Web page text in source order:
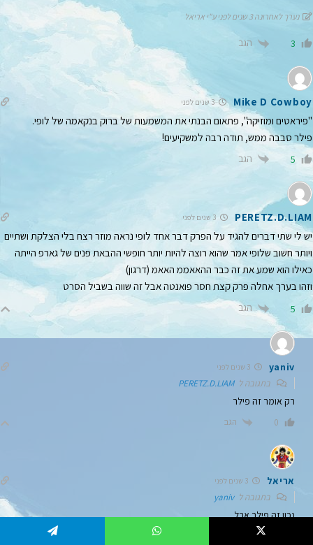
נערך לאחרונה 3 שנים לפני ע"י אריאל
3 הגב
Mike D Cowboy 3 שנים לפני
"פיראטים ומוזיקה", פתאום הבנתי את המשמעות של ברוק בנקאמה של לופי.
פילר סבבה ממש, תודה רבה למשקיעים!
5 הגב
PERETZ.D.LIAM 3 שנים לפני
יש לי שתי דברים להגיד על הפרק דבר אחד לופי נראה מוזר רצח בלי הצלקת ושתיים
ויותר חשוב שלופי אמר שהוא רוצה להיות יותר חופשי ההבאת פנים של גארפ הייתה
כאילו הוא שמע את זה כבר ההאאממ האאמ (דרגון)
וזהו בערך אחלה פרק קצת חסר פואנטה אבל זה שווה בשביל הסרט
5 הגב
yaniv 3 שנים לפני
בתגובה לPERETZ.D.LIAM
רק אומר זה פילר
0 הגב
אריאל 3 שנים לפני
בתגובה לyaniv
נכון זה פילר אבל